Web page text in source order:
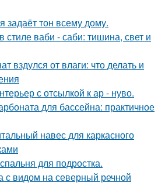
задаёт тон всему дому.
стиле ваби - саби: тишина, свет и
вздулся от влаги: что делать и
с отсылкой к ар - нуво.
для бассейна: практичное
навес для каркасного
для подростка.
с видом на северный речной